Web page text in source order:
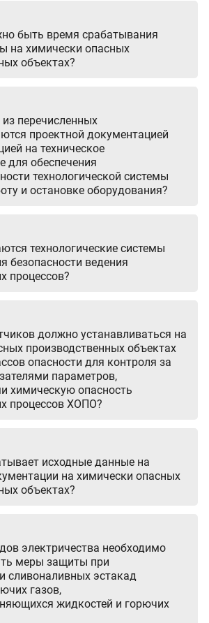
быть время срабатывания
на химически опасных
объектах?
перечисленных
проектной документацией
на техническое
для обеспечения
технологической системы
и остановке оборудования?
технологические системы
безопасности ведения
процессов?
должно устанавливаться на
производственных объектах
опасности для контроля за
параметров,
химическую опасность
процессов ХОПО?
исходные данные на
на химически опасных
объектах?
электричества необходимо
меры защиты при
сливоналивных эстакад
газов,
жидкостей и горючих